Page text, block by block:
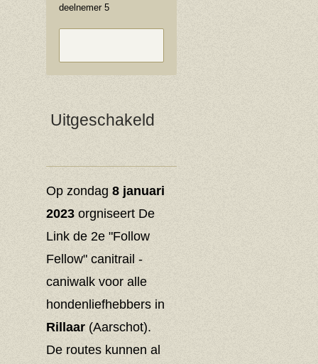
deelnemer 5
Uitgeschakeld
Op zondag 8 januari
2023 orgniseert De
Link de 2e "Follow
Fellow" canitrail -
caniwalk voor alle
hondenliefhebbers in
Rillaar (Aarschot).
De routes kunnen al